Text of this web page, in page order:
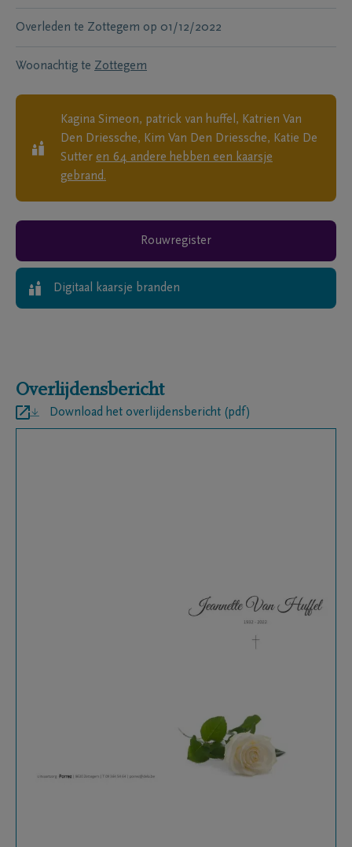
Overleden te Zottegem op 01/12/2022
Woonachtig te Zottegem
Kagina Simeon, patrick van huffel, Katrien Van
Den Driessche, Kim Van Den Driessche, Katie De
Sutter en 64 andere hebben een kaarsje
gebrand.
Rouwregister
Digitaal kaarsje branden
Overlijdensbericht
Download het overlijdensbericht (pdf)